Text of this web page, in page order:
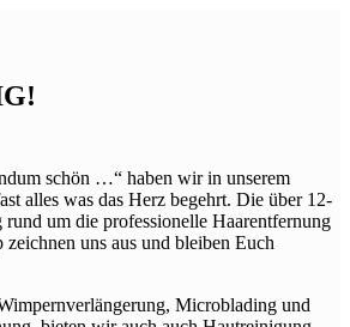
schön …“ haben wir in unserem
alles was das Herz begehrt. Die über 12-
um die professionelle Haarentfernung
uns aus und bleiben Euch
Microblading und